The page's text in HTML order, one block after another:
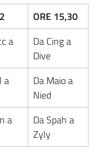
ORE 15,30
a
Da Cing a
Dive
a
Da Maio a
Nied
a
Da Spah a
Zyly